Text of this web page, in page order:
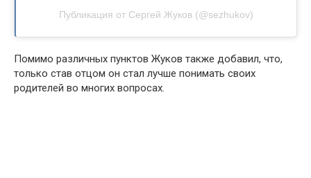
Публикация от Сергей Жуков (@sezhukov)
Помимо различных пунктов Жуков также добавил, что,
только став отцом он стал лучше понимать своих
родителей во многих вопросах.